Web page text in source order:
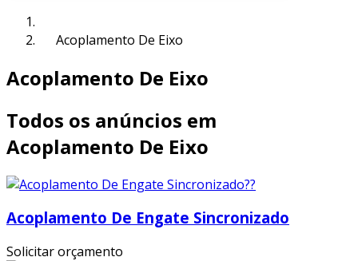
Acoplamento De Eixo
Acoplamento De Eixo
Todos os anúncios em
Acoplamento De Eixo
Acoplamento De Engate Sincronizado
Solicitar orçamento